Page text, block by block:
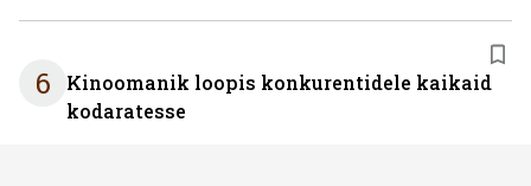
6
Kinoomanik loopis konkurentidele kaikaid
kodaratesse